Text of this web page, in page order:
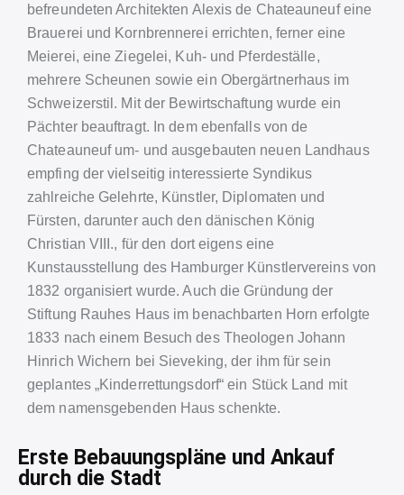
befreundeten Architekten Alexis de Chateauneuf eine
Brauerei und Kornbrennerei errichten, ferner eine
Meierei, eine Ziegelei, Kuh- und Pferdeställe,
mehrere Scheunen sowie ein Obergärtnerhaus im
Schweizerstil. Mit der Bewirtschaftung wurde ein
Pächter beauftragt. In dem ebenfalls von de
Chateauneuf um- und ausgebauten neuen Landhaus
empfing der vielseitig interessierte Syndikus
zahlreiche Gelehrte, Künstler, Diplomaten und
Fürsten, darunter auch den dänischen König
Christian VIII., für den dort eigens eine
Kunstausstellung des Hamburger Künstlervereins von
1832 organisiert wurde. Auch die Gründung der
Stiftung Rauhes Haus im benachbarten Horn erfolgte
1833 nach einem Besuch des Theologen Johann
Hinrich Wichern bei Sieveking, der ihm für sein
geplantes „Kinderrettungsdorf“ ein Stück Land mit
dem namensgebenden Haus schenkte.
Erste Bebauungspläne und Ankauf
durch die Stadt